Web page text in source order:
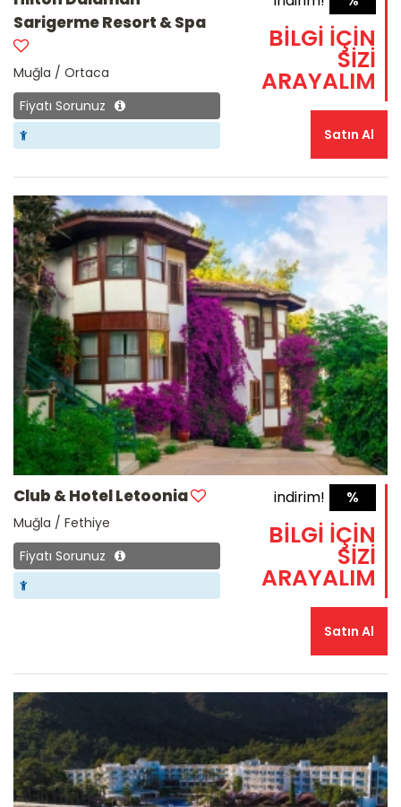
Sarigerme Resort & Spa
Muğla / Ortaca
Fiyatı Sorunuz
BİLGİ İÇİN
SİZİ
ARAYALIM
Satın Al
Club & Hotel Letoonia
Muğla / Fethiye
Fiyatı Sorunuz
%
indirim!
BİLGİ İÇİN
SİZİ
ARAYALIM
Satın Al